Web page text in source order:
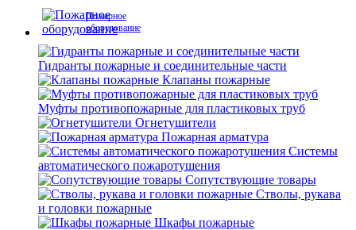
Пожарное
оборудование
Гидранты пожарные и соединительные части
Клапаны пожарные
Муфты противопожарные для пластиковых труб
Огнетушители
Пожарная арматура
Системы
автоматического пожаротушения
Сопутствующие товары
Стволы, рукава
и головки пожарные
Шкафы пожарные